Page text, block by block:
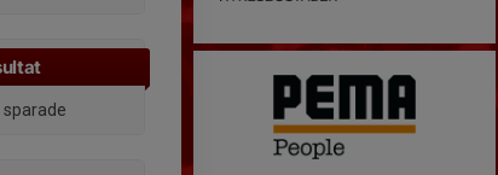
sparade